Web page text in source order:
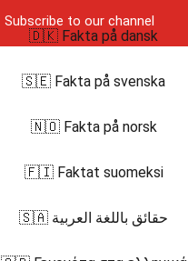
Subscribe to our channel
🇩🇰 Fakta på dansk
🇸🇪 Fakta på svenska
🇳🇴 Fakta på norsk
🇫🇮 Faktat suomeksi
🇸🇦 حقائق باللغة العربية